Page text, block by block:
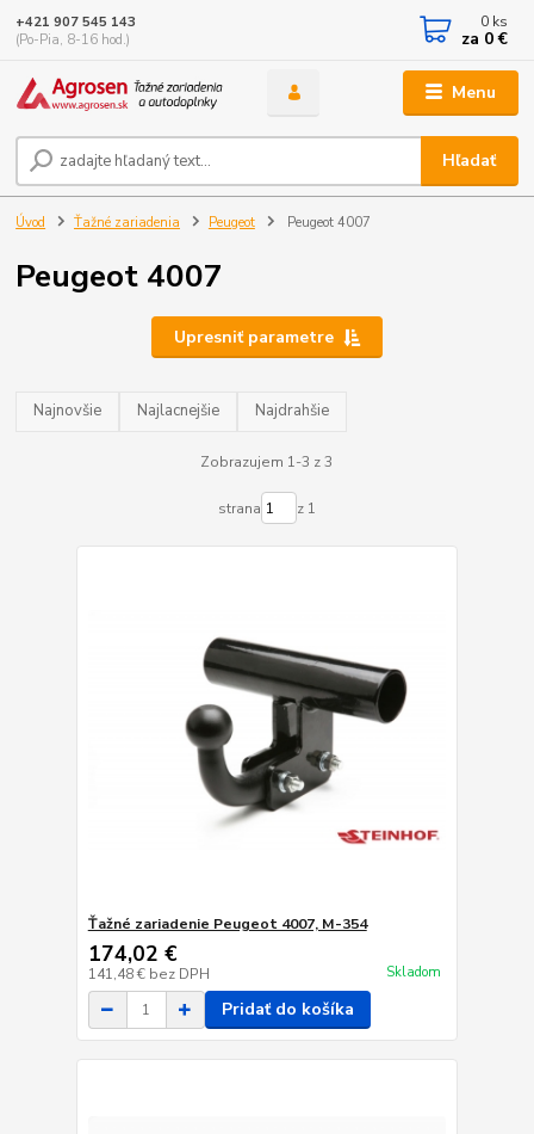
Menu
Hľadať
+421 907 545 143
(Po-Pia, 8-16 hod.)
0 ks
za 0 €
Úvod Ťažné zariadenia Peugeot Peugeot 4007
Peugeot 4007
Upresniť parametre
Najnovšie Najlacnejšie Najdrahšie
Zobrazujem 1-3 z 3
strana z 1
Ťažné zariadenie Peugeot 4007, M-354
174,02 €
141,48 € bez DPH Skladom
Pridať do košíka